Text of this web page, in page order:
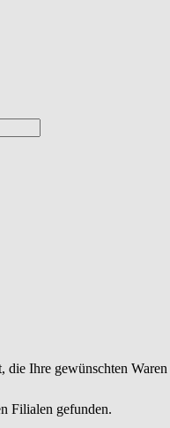
die Ihre gewünschten
Filialen gefunden.